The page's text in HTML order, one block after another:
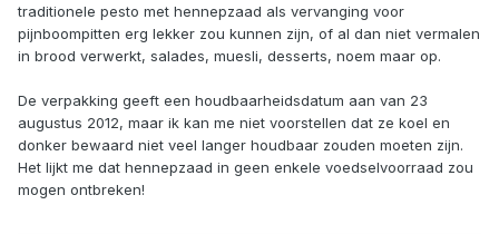
traditionele pesto met hennepzaad als vervanging voor
pijnboompitten erg lekker zou kunnen zijn, of al dan niet vermalen
in brood verwerkt, salades, muesli, desserts, noem maar op.
De verpakking geeft een houdbaarheidsdatum aan van 23
augustus 2012, maar ik kan me niet voorstellen dat ze koel en
donker bewaard niet veel langer houdbaar zouden moeten zijn.
Het lijkt me dat hennepzaad in geen enkele voedselvoorraad zou
mogen ontbreken!